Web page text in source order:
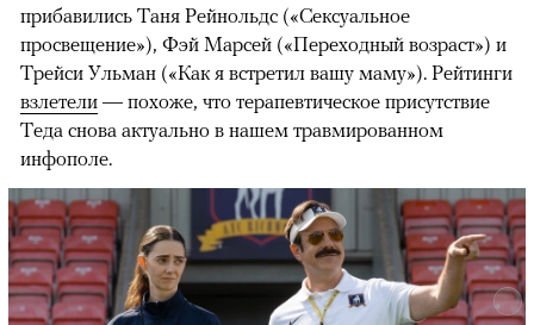
00:00 / 00:00
прибавились Таня Рейнольдс («Сексуальное
просвещение»), Фэй Марсей («Переходный возраст») и
Трейси Ульман («Как я встретил вашу маму»). Рейтинги
взлетели — похоже, что терапевтическое присутствие
Теда снова актуально в нашем травмированном
инфополе.